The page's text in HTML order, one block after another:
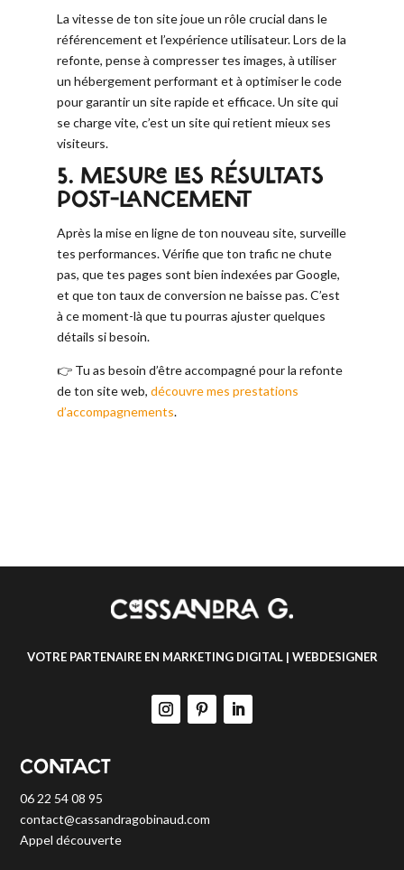
La vitesse de ton site joue un rôle crucial dans le
référencement et l’expérience utilisateur. Lors de la
refonte, pense à compresser tes images, à utiliser
un hébergement performant et à optimiser le code
pour garantir un site rapide et efficace. Un site qui
se charge vite, c’est un site qui retient mieux ses
visiteurs.
5. MESURE LES RÉSULTATS
POST-LANCEMENT
Après la mise en ligne de ton nouveau site, surveille
tes performances. Vérifie que ton trafic ne chute
pas, que tes pages sont bien indexées par Google,
et que ton taux de conversion ne baisse pas. C’est
à ce moment-là que tu pourras ajuster quelques
détails si besoin.
👉 Tu as besoin d’être accompagné pour la refonte
de ton site web, découvre mes prestations
d’accompagnements.
VOTRE PARTENAIRE EN MARKETING DIGITAL | WEBDESIGNER
CONTACT
06 22 54 08 95
contact@cassandragobinaud.com
Appel découverte